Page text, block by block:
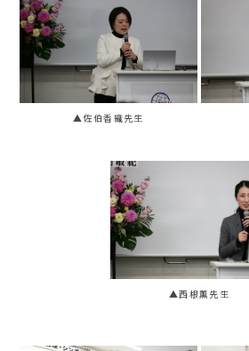
▲佐伯香織先生
▲西根薫先生